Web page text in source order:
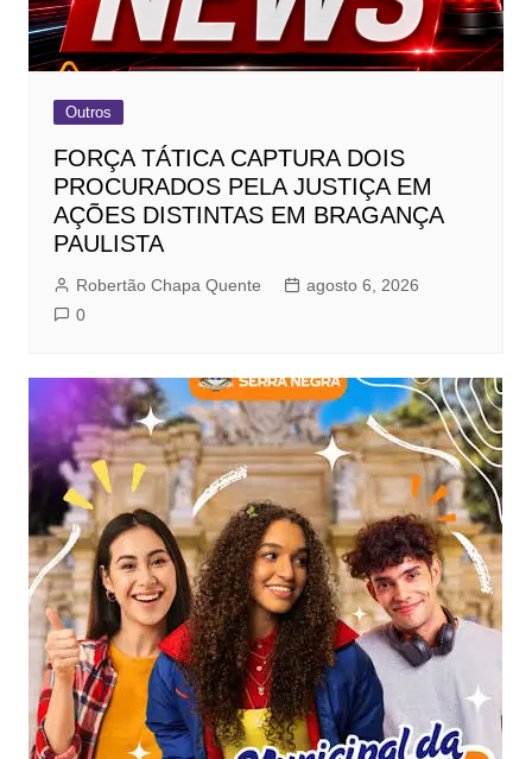
Outros
FORÇA TÁTICA CAPTURA DOIS
PROCURADOS PELA JUSTIÇA EM
AÇÕES DISTINTAS EM BRAGANÇA
PAULISTA
Robertão Chapa Quente
agosto 6, 2026
0